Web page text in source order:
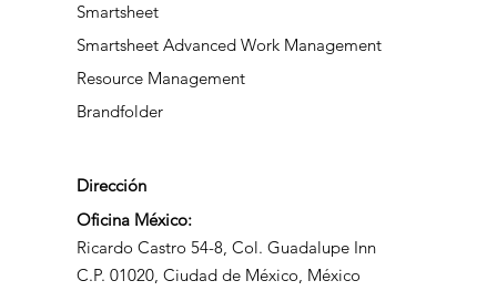
Dirección
Oficina México:
Ricardo Castro 54-8, Col. Guadalupe Inn
C.P. 01020, Ciudad de México, México
Smartsheet
Resource Management
Brandfolder
Smartsheet Advanced Work Management